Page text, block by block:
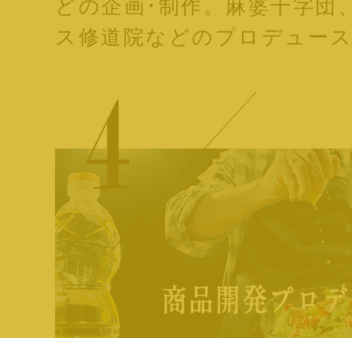
どの企画･制作。麻婆十字団
ス修道院などのプロデュー